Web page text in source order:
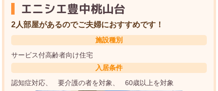
エニシエ豊中桃山台
2人部屋があるのでご夫婦におすすめです！
施設種別
サービス付高齢者向け住宅
入居条件
認知症対応
要介護の者を対象 60歳以上を対象